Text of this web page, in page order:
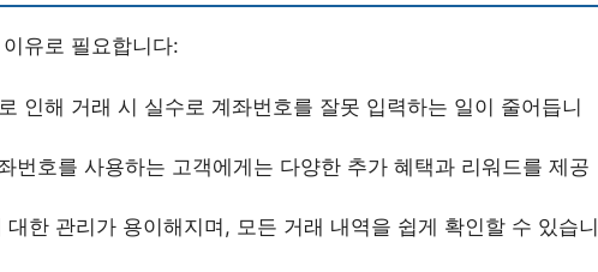
유로 필요합니다:
인해 거래 시 실수로 계좌번호를 잘못 입력하는 일이 줄어듭니
번호를 사용하는 고객에게는 다양한 추가 혜택과 리워드를 제공
대한 관리가 용이해지며, 모든 거래 내역을 쉽게 확인할 수 있습니